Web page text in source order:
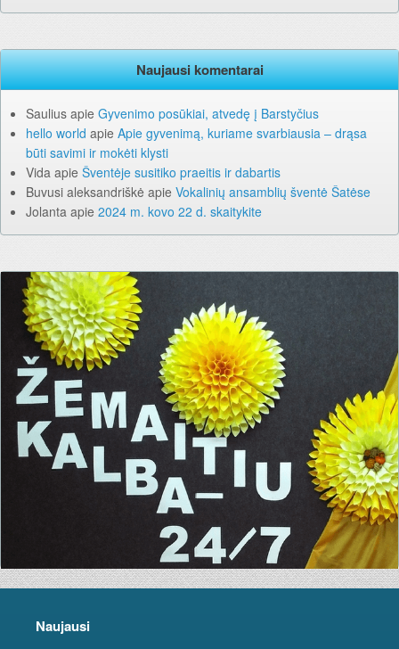
Naujausi komentarai
Saulius apie Gyvenimo posūkiai, atvedę į Barstyčius
hello world apie Apie gyvenimą, kuriame svarbiausia – drąsa
būti savimi ir mokėti klysti
Vida apie Šventėje susitiko praeitis ir dabartis
Buvusi aleksandriškė apie Vokalinių ansamblių šventė Šatėse
Jolanta apie 2024 m. kovo 22 d. skaitykite
Naujausi